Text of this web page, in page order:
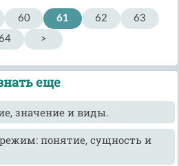
60 61 62
63
>
еще
значение и виды.
понятие, сущность и